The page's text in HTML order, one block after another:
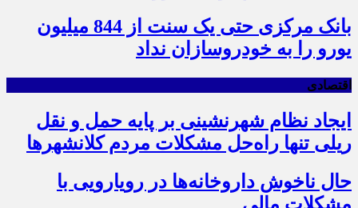
بانک مرکزی حتی یک سنت از 844 میلیون
یورو را به خودروسازان نداد
اقتصادی
ایجاد نظام شهرنشینی بر پایه حمل و نقل
ریلی تنها راه‌حل مشکلات مردم کلانشهرها
حال ناخوش داروخانه‌ها در رویارویی با